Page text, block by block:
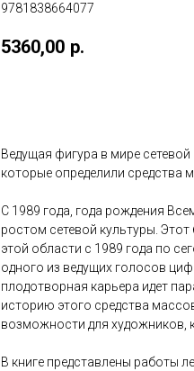
9781838664077
5360,00 р.
Ведущая фигура в мире
которые определили
С 1989 года, года рождения
ростом сетевой культуры.
этой области с 1989 года по
одного из ведущих голосов
плодотворная карьера идет
историю этого средства
возможности для художников,
В книге представлены работы